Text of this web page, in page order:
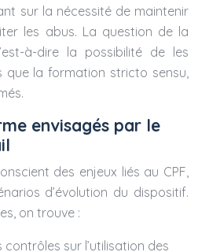
sur la nécessité de maintenir
les abus. La question de la
à-dire la possibilité de les
que la formation stricto sensu,
envisagés par le
des enjeux liés au CPF,
d’évolution du dispositif.
on trouve :
sur l’utilisation des